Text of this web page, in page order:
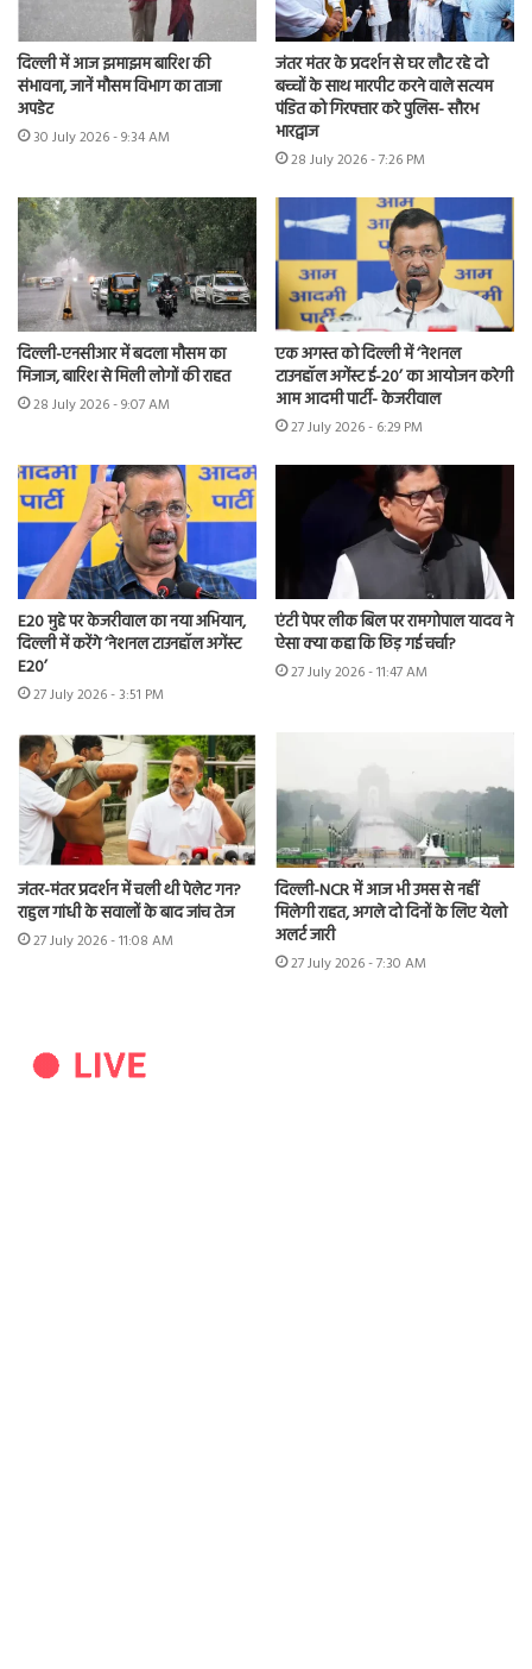
दिल्ली में आज झमाझम बारिश की
संभावना, जानें मौसम विभाग का ताजा
अपडेट
30 July 2026 - 9:34 AM
जंतर मंतर के प्रदर्शन से घर लौट रहे दो
बच्चों के साथ मारपीट करने वाले सत्यम
पंडित को गिरफ्तार करे पुलिस- सौरभ
भारद्वाज
28 July 2026 - 7:26 PM
दिल्ली-एनसीआर में बदला मौसम का
मिजाज, बारिश से मिली लोगों की राहत
28 July 2026 - 9:07 AM
एक अगस्त को दिल्ली में ‘नेशनल
टाउनहॉल अगेंस्ट ई-20’ का आयोजन करेगी
आम आदमी पार्टी- केजरीवाल
27 July 2026 - 6:29 PM
E20 मुद्दे पर केजरीवाल का नया अभियान,
दिल्ली में करेंगे ‘नेशनल टाउनहॉल अगेंस्ट
E20’
27 July 2026 - 3:51 PM
एंटी पेपर लीक बिल पर रामगोपाल यादव ने
ऐसा क्या कहा कि छिड़ गई चर्चा?
27 July 2026 - 11:47 AM
जंतर-मंतर प्रदर्शन में चली थी पेलेट गन?
राहुल गांधी के सवालों के बाद जांच तेज
27 July 2026 - 11:08 AM
दिल्ली-NCR में आज भी उमस से नहीं
मिलेगी राहत, अगले दो दिनों के लिए येलो
अलर्ट जारी
27 July 2026 - 7:30 AM